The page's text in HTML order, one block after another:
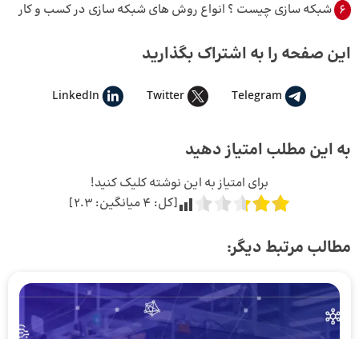
6 شبکه سازی چیست ؟ انواع روش های شبکه سازی در کسب و کار
این صفحه را به اشتراک بگذارید
Telegram
Twitter
LinkedIn
به این مطلب امتیاز دهید
برای امتیاز به این نوشته کلیک کنید!
[کل: 4میانگین: 2.3
]
مطالب مرتبط دیگر: